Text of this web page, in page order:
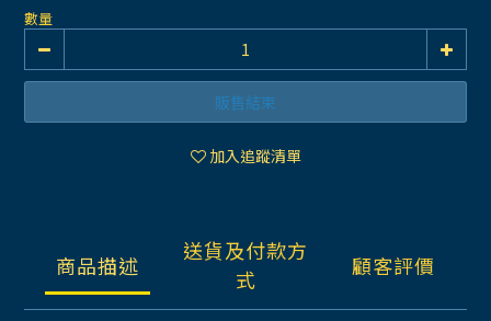
數量
販售結束
加入追蹤清單
商品描述
送貨及付款方
式
顧客評價